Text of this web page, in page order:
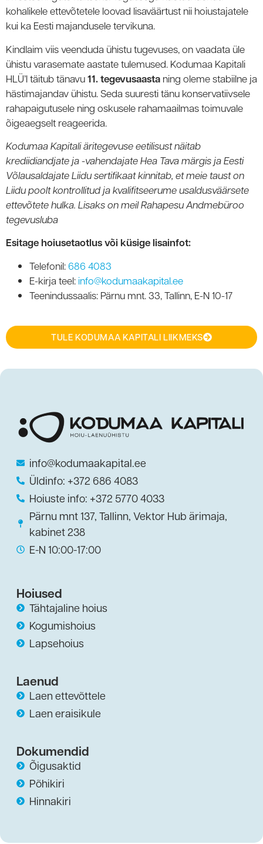
kohalikele ettevõtetele loovad lisaväärtust nii hoiustajatele
kui ka Eesti majandusele tervikuna.
Kindlaim viis veenduda ühistu tugevuses, on vaadata üle
ühistu varasemate aastate tulemused. Kodumaa Kapitali
HLÜ’l täitub tänavu11. tegevusaasta ning oleme stabiilne ja
hästimajandav ühistu. Seda suuresti tänu konservatiivsele
rahapaigutusele ning oskusele rahamaailmas toimuvale
õigeaegselt reageerida.
Kodumaa Kapitali äritegevuse eetilisust näitab
krediidiandjate ja -vahendajate Hea Tava märgis ja Eesti
Võlausaldajate Liidu sertifikaat kinnitab, et meie taust on
Liidu poolt kontrollitud ja kvalifitseerume usaldusväärsete
ettevõtete hulka. Lisaks on meil Rahapesu Andmebüroo
tegevusluba
Esitage hoiusetaotlus või küsige lisainfot:
Telefonil:686 4083
E-kirja teel: info@kodumaakapital.ee
Teenindussaalis: Pärnu mnt. 33, Tallinn, E-N 10-17
TULE KODUMAA KAPITALI LIIKMEKS
info@kodumaakapital.ee
Üldinfo: +372 686 4083
Hoiuste info: +372 5770 4033
Pärnu mnt 137, Tallinn, Vektor Hub ärimaja,
kabinet 238
E-N 10:00-17:00
Hoiused
Tähtajaline hoius
Kogumishoius
Lapsehoius
Laenud
Laen ettevõttele
Laen eraisikule
Dokumendid
Õigusaktid
Põhikiri
Hinnakiri